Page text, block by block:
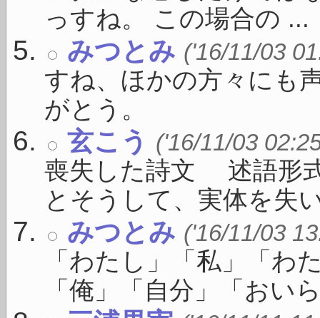
っすね。 この場合の ...
みつとみ ('16/11/03
すね、ほかの方々にも
がとう。
玄こう ('16/11/03
喪失した詩文 述語形
とそうして、実体を失
みつとみ ('16/11/03
「わたし」「私」「わ
「俺」「自分」「おい